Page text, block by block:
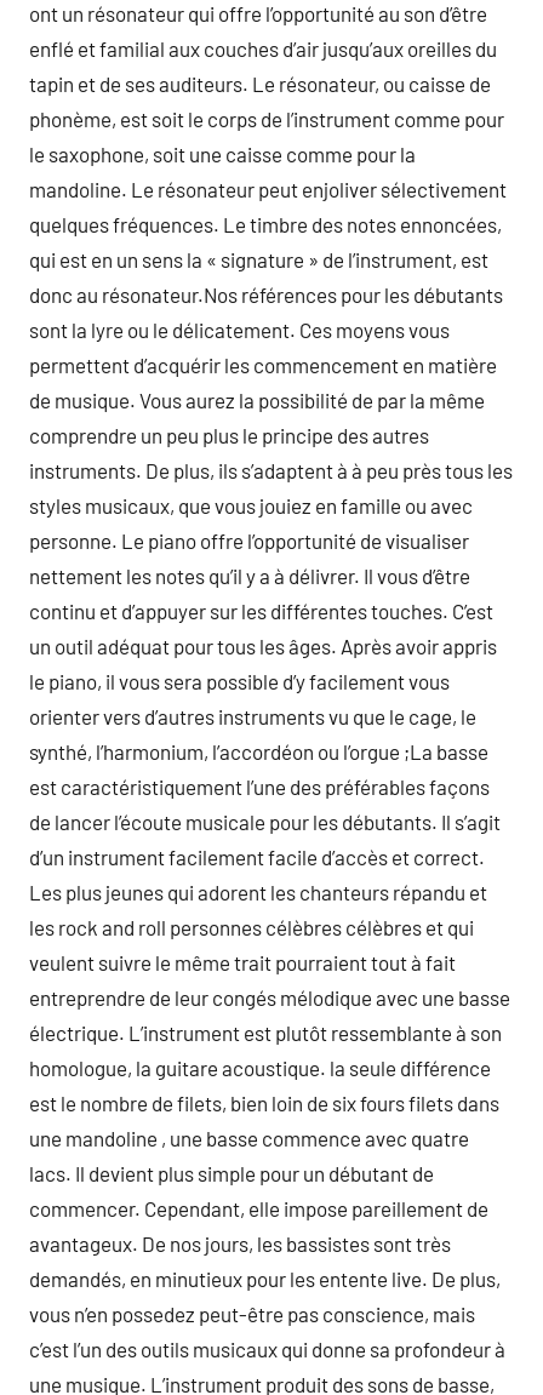
ont un résonateur qui offre l’opportunité au son d’être
enflé et familial aux couches d’air jusqu’aux oreilles du
tapin et de ses auditeurs. Le résonateur, ou caisse de
phonème, est soit le corps de l’instrument comme pour
le saxophone, soit une caisse comme pour la
mandoline. Le résonateur peut enjoliver sélectivement
quelques fréquences. Le timbre des notes ennoncées,
qui est en un sens la « signature » de l’instrument, est
donc au résonateur.Nos références pour les débutants
sont la lyre ou le délicatement. Ces moyens vous
permettent d’acquérir les commencement en matière
de musique. Vous aurez la possibilité de par la même
comprendre un peu plus le principe des autres
instruments. De plus, ils s’adaptent à à peu près tous les
styles musicaux, que vous jouiez en famille ou avec
personne. Le piano offre l’opportunité de visualiser
nettement les notes qu’il y a à délivrer. Il vous d’être
continu et d’appuyer sur les différentes touches. C’est
un outil adéquat pour tous les âges. Après avoir appris
le piano, il vous sera possible d’y facilement vous
orienter vers d’autres instruments vu que le cage, le
synthé, l’harmonium, l’accordéon ou l’orgue ;La basse
est caractéristiquement l’une des préférables façons
de lancer l’écoute musicale pour les débutants. Il s’agit
d’un instrument facilement facile d’accès et correct.
Les plus jeunes qui adorent les chanteurs répandu et
les rock and roll personnes célèbres célèbres et qui
veulent suivre le même trait pourraient tout à fait
entreprendre de leur congés mélodique avec une basse
électrique. L’instrument est plutôt ressemblante à son
homologue, la guitare acoustique. la seule différence
est le nombre de filets, bien loin de six fours filets dans
une mandoline , une basse commence avec quatre
lacs. Il devient plus simple pour un débutant de
commencer. Cependant, elle impose pareillement de
avantageux. De nos jours, les bassistes sont très
demandés, en minutieux pour les entente live. De plus,
vous n’en possedez peut-être pas conscience, mais
c’est l’un des outils musicaux qui donne sa profondeur à
une musique. L’instrument produit des sons de basse,